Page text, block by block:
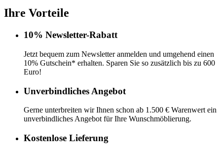
Ihre Vorteile
10% Newsletter-Rabatt
Jetzt bequem zum Newsletter anmelden und umgehend einen
10% Gutschein* erhalten. Sparen Sie so zusätzlich bis zu 600
Euro!
Unverbindliches Angebot
Gerne unterbreiten wir Ihnen schon ab 1.500 € Warenwert ein
unverbindliches Angebot für Ihre Wunschmöblierung.
Kostenlose Lieferung